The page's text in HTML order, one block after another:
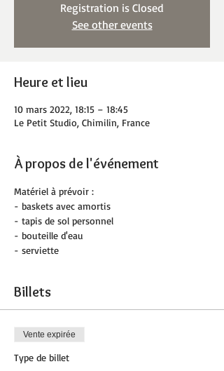
Registration is Closed
See other events
Heure et lieu
10 mars 2022, 18:15 – 18:45
Le Petit Studio, Chimilin, France
À propos de l'événement
Matériel à prévoir :
- baskets avec amortis
- tapis de sol personnel
- bouteille d'eau
- serviette
Billets
Vente expirée
Type de billet